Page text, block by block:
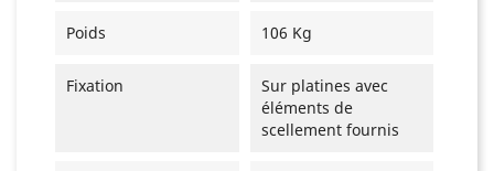
Poids 106 Kg
Fixation
Sur platines avec
éléments de
scellement fournis